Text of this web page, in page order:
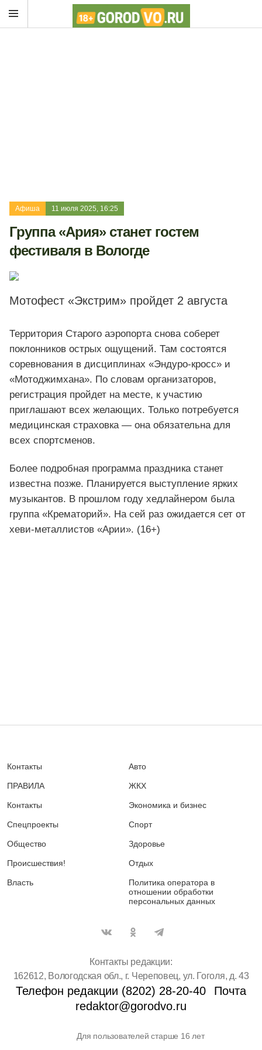
Афиша 11 июля 2025, 16:25
Группа «Ария» станет гостем
фестиваля в Вологде
Мотофест «Экстрим» пройдет 2 августа
Территория Старого аэропорта снова соберет
поклонников острых ощущений. Там состоятся
соревнования в дисциплинах «Эндуро-кросс» и
«Мотоджимхана». По словам организаторов,
регистрация пройдет на месте, к участию
приглашают всех желающих. Только потребуется
медицинская страховка — она обязательна для
всех спортсменов.
Более подробная программа праздника станет
известна позже. Планируется выступление ярких
музыкантов. В прошлом году хедлайнером была
группа «Крематорий». На сей раз ожидается сет от
хеви-металлистов «Арии». (16+)
Контакты
ПРАВИЛА
Контакты
Спецпроекты
Общество
Происшествия!
Власть
Авто
ЖКХ
Экономика и бизнес
Спорт
Здоровье
Отдых
Политика оператора в
отношении обработки
персональных данных
Контакты редакции:
162612, Вологодская обл., г. Череповец, ул. Гоголя, д. 43
Телефон редакции (8202) 28-20-40
Почта
redaktor@gorodvo.ru
Для пользователей старше 16 лет